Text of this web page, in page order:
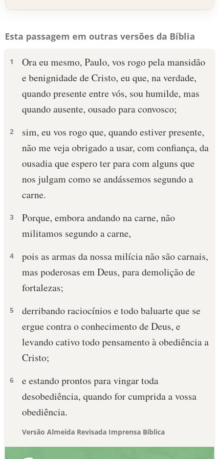
Esta passagem em outras versões da Bíblia
1
Ora eu mesmo, Paulo, vos rogo pela mansidão
e benignidade de Cristo, eu que, na verdade,
quando presente entre vós, sou humilde, mas
quando ausente, ousado para convosco;
2
sim, eu vos rogo que, quando estiver presente,
não me veja obrigado a usar, com confiança, da
ousadia que espero ter para com alguns que
nos julgam como se andássemos segundo a
carne.
3
Porque, embora andando na carne, não
militamos segundo a carne,
4
pois as armas da nossa milícia não são carnais,
mas poderosas em Deus, para demolição de
fortalezas;
5
derribando raciocínios e todo baluarte que se
ergue contra o conhecimento de Deus, e
levando cativo todo pensamento à obediência a
Cristo;
6
e estando prontos para vingar toda
desobediência, quando for cumprida a vossa
obediência.
Versão Almeida Revisada Imprensa Bíblica